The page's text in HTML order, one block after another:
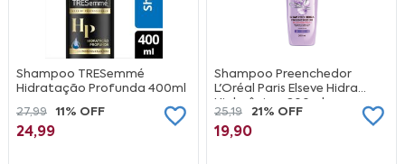
Shampoo TRESemmé
Hidratação Profunda 400ml
27,99
11% OFF
24,99
Shampoo Preenchedor
L'Oréal Paris Elseve Hidra
Hialurônico, 200ml
25,19 21% OFF
19,90